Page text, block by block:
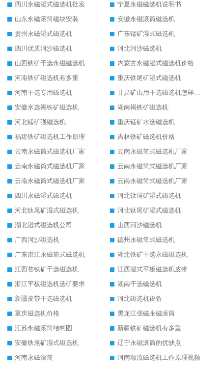
四川永磁湿式磁选机批发
宁夏永磁磁选机说明书
山东永磁滚筒磁块安装
安徽永磁滚筒磁选机
贵州永磁湿式磁选机
广东锰矿湿式磁选机
四川优质河沙磁选机
河北河沙磁选机
山西铁矿干选永磁磁选机
内蒙古永磁湿式磁选机价格
河南铁矿磁选机有多重
重庆铁尾矿湿式磁选机
河南干选专用磁选机
甘肃矿山用干选磁选机怎样调磁
安徽水选褐铁矿磁选机
湖南褐铁矿磁选机
河北锰矿强磁选机
重庆锰矿水选磁选机
福建铁矿磁选机工作原理
吉林铁矿磁选机价格
云南永磁筒式磁选机厂家
云南永磁筒式磁选机厂家
云南永磁筒式磁选机厂家
云南永磁筒式磁选机厂家
云南永磁筒式磁选机厂家
云南永磁筒式磁选机厂家
四川永磁湿式磁选机
河北钛尾矿湿式磁选机
河北钛尾矿湿式磁选机
河北钛尾矿湿式磁选机
湖北湿式磁选机公司
山西河沙磁选机
广西河沙磁选机
德州永磁筒式磁选机
广东湛江永磁筒式磁选机
湖北铁矿干选永磁磁选机
江西贫铁矿干选磁选机
江西湿式平板磁选机皮带
浙江平板磁选机选矿要求
湖南干选磁选机
新疆皮带干选磁选机
河北磁选机设备
重庆磁选机价格
黑龙江强磁永磁滚筒
江苏永磁滚筒结构图
新疆铁矿磁选机有多重
安徽铁尾矿湿式磁选机
辽宁永磁滚筒的优缺点
河南永磁滚筒
河南顺流磁选机工作原理视频